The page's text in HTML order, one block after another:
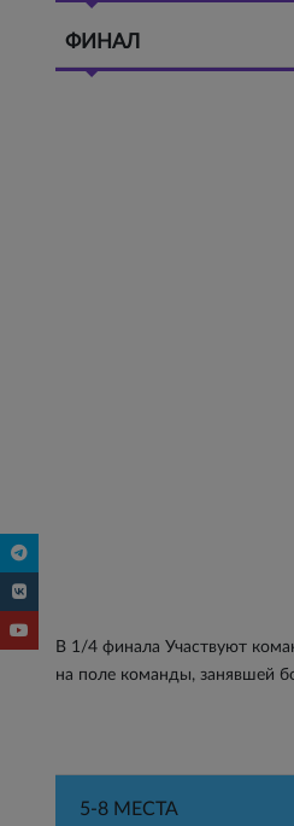
ФИНАЛ
В 1/4 финала Участвуют
на поле команды, занявшей
5-8 МЕСТА